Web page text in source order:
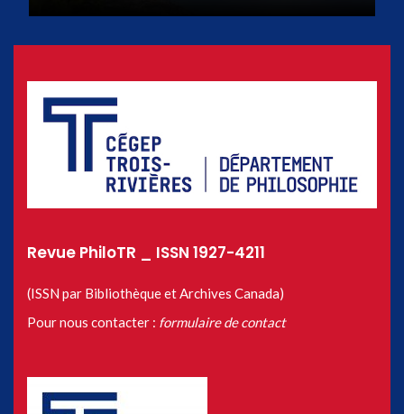
Revue PhiloTR _ ISSN 1927-4211
(ISSN par Bibliothèque et Archives Canada)
Pour nous contacter : formulaire de contact